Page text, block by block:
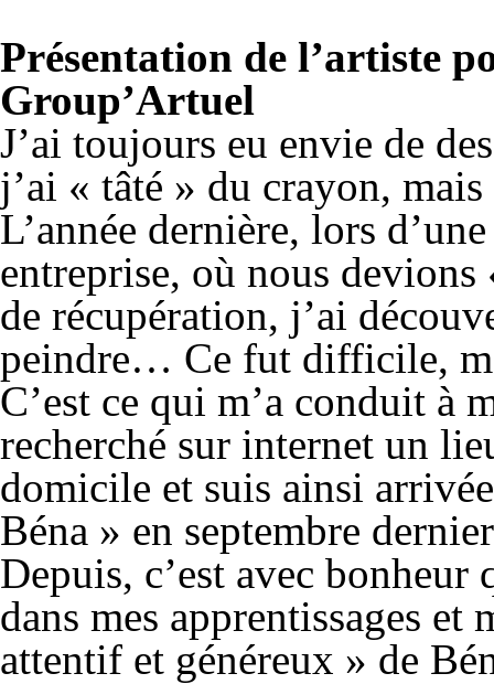
Présentation de l’artiste
Group’Artuel
J’ai toujours eu envie de
j’ai « tâté » du crayon, mais
L’année dernière, lors
entreprise, où nous
de récupération, j’ai
peindre… Ce fut difficile,
C’est ce qui m’a conduit à
recherché sur internet un
domicile et suis ainsi
Béna » en septembre
Depuis, c’est avec
dans mes apprentissages
attentif et généreux » de